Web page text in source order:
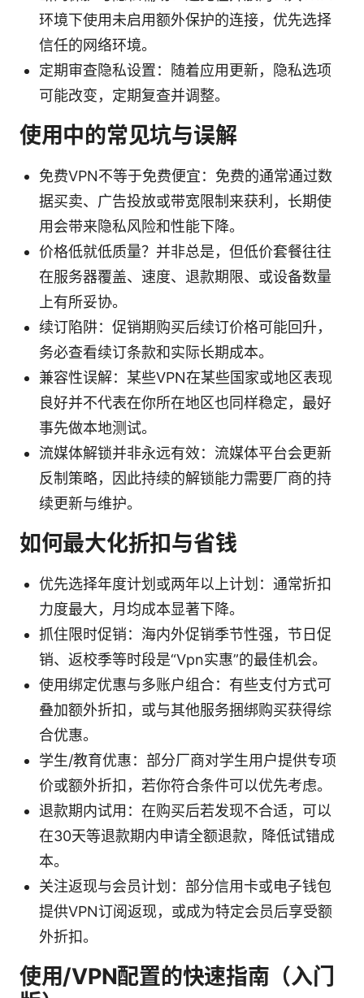
环境下使用未启用额外保护的连接，优先选择
信任的网络环境。
定期审查隐私设置：随着应用更新，隐私选项
可能改变，定期复查并调整。
使用中的常见坑与误解
免费VPN不等于免费便宜：免费的通常通过数
据买卖、广告投放或带宽限制来获利，长期使
用会带来隐私风险和性能下降。
价格低就低质量？并非总是，但低价套餐往往
在服务器覆盖、速度、退款期限、或设备数量
上有所妥协。
续订陷阱：促销期购买后续订价格可能回升，
务必查看续订条款和实际长期成本。
兼容性误解：某些VPN在某些国家或地区表现
良好并不代表在你所在地区也同样稳定，最好
事先做本地测试。
流媒体解锁并非永远有效：流媒体平台会更新
反制策略，因此持续的解锁能力需要厂商的持
续更新与维护。
如何最大化折扣与省钱
优先选择年度计划或两年以上计划：通常折扣
力度最大，月均成本显著下降。
抓住限时促销：海内外促销季节性强，节日促
销、返校季等时段是“Vpn实惠”的最佳机会。
使用绑定优惠与多账户组合：有些支付方式可
叠加额外折扣，或与其他服务捆绑购买获得综
合优惠。
学生/教育优惠：部分厂商对学生用户提供专项
价或额外折扣，若你符合条件可以优先考虑。
退款期内试用：在购买后若发现不合适，可以
在30天等退款期内申请全额退款，降低试错成
本。
关注返现与会员计划：部分信用卡或电子钱包
提供VPN订阅返现，或成为特定会员后享受额
外折扣。
使用/VPN配置的快速指南（入门